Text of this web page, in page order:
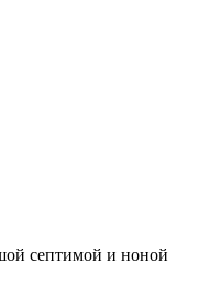
септимой и ноной